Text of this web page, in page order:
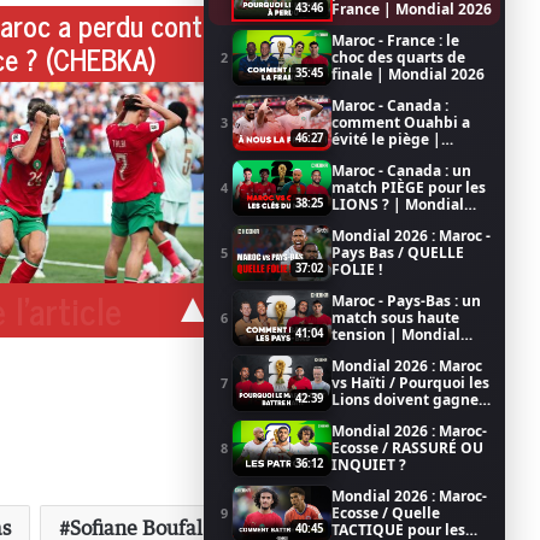
43:46
France | Mondial 2026
2
35:45
Maroc - France : le
choc des quarts de
finale | Mondial 2026
3
46:27
Maroc - Canada :
comment Ouahbi a
évité le piège |
4
38:25
Maroc - Canada : un
match PIÈGE pour les
LIONS ? | Mondial
5
37:02
Mondial 2026 : Maroc -
Pays Bas / QUELLE
FOLIE !
6
41:04
Maroc - Pays-Bas : un
match sous haute
tension | Mondial
7
42:39
Mondial 2026 : Maroc
vs Haïti / Pourquoi les
Lions doivent gagner
la FIFA 2026
8
36:12
Mondial 2026 : Maroc-
Ecosse / RASSURÉ OU
INQUIET ?
9
40:45
Mondial 2026 : Maroc-
Ecosse / Quelle
TACTIQUE pour les
a perdu contre
? (CHEBKA)
Sofiane Boufal